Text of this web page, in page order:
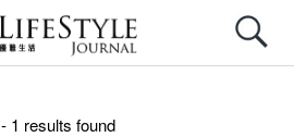
- 1 results found